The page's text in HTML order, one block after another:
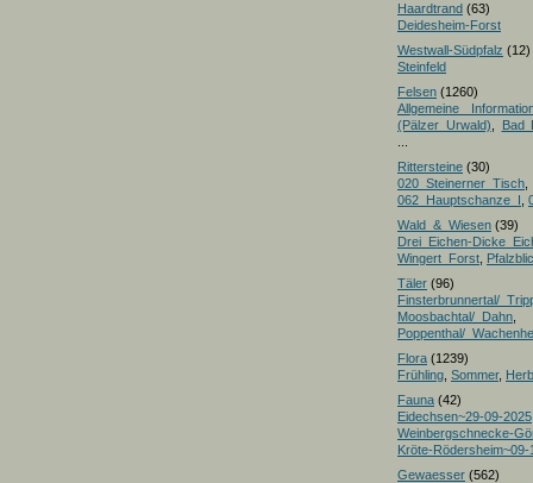
Haardtrand (63)
Deidesheim-Forst
Westwall-Südpfalz (12)
Steinfeld
Felsen (1260)
Allgemeine
(Pälzer Urwald)
Bad
Rittersteine (30)
020_Steinerner_Tisch
062_Hauptschanze_I
Wald_&_Wiesen (39)
Drei_Eichen-
Wingert_Forst
Täler (96)
Finsterbrunnertal/
Moosbachtal/_Dahn
Poppenthal/
Flora (1239)
Frühling Sommer,
Fauna (42)
Eidechsen~29-09-2025
Weinbergschnecke-
Kröte-Rödersheim~09-
Gewaesser (562)